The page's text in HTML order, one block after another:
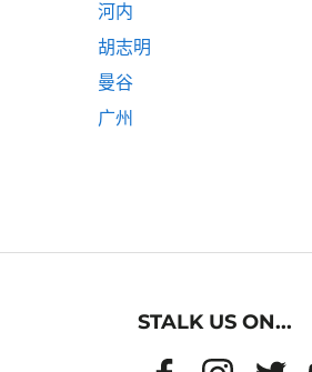
河内
胡志明
曼谷
广州
STALK US ON...